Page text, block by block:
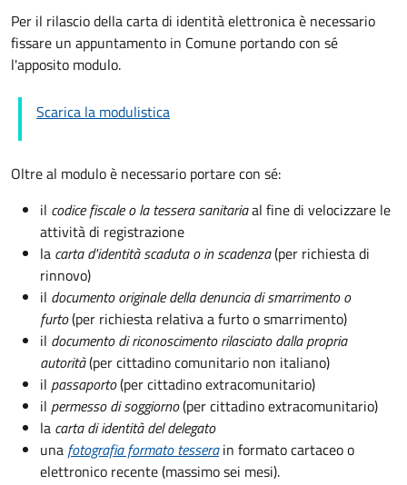
Per il rilascio della carta di identità elettronica è necessario
fissare un appuntamento in Comune portando con sé
l'apposito modulo.
Scarica la modulistica
Oltre al modulo è necessario portare con sé:
il codice fiscale o la tessera sanitariaal fine di velocizzare le
attività di registrazione
la carta d'identità scaduta o in scadenza(per richiesta di
rinnovo)
il documento originale della denuncia di smarrimento o
furto(per richiesta relativa a furto o smarrimento)
il documento di riconoscimento rilasciato dalla propria
autorità(per cittadino comunitario non italiano)
il passaporto(per cittadino extracomunitario)
il permesso di soggiorno(per cittadino extracomunitario)
la carta di identità del delegato
una fotografia formato tessera in formato cartaceo o
elettronico recente (massimo sei mesi).